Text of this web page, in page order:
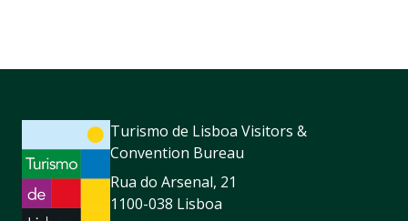
Turismo de Lisboa Visitors &
Convention Bureau
Rua do Arsenal, 21
1100-038 Lisboa